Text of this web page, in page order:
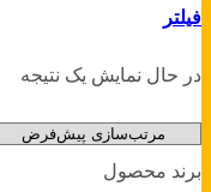
فیلتر
در حال نمایش یک نتیجه
برند محصول